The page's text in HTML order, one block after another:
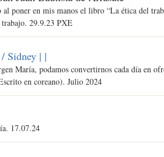
poner en mis manos el libro “La ética del
29.9.23 PXE
Sidney | |
María, podamos convertirnos cada día en
en coreano). Julio 2024
17.07.24